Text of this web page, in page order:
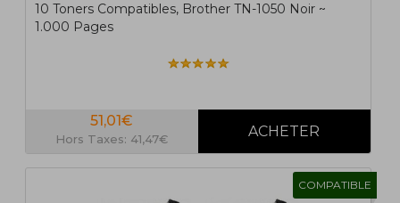
10 Toners Compatibles, Brother TN-1050 Noir ~
1.000 Pages
51,01€
Hors Taxes: 41,47€
COMPATIBLE